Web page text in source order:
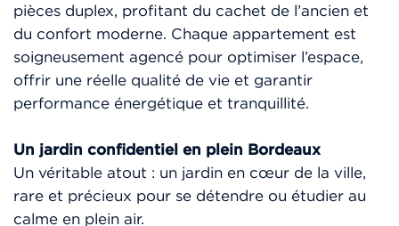
pièces duplex, profitant du cachet de l’ancien et
du confort moderne. Chaque appartement est
soigneusement agencé pour optimiser l’espace,
offrir une réelle qualité de vie et garantir
performance énergétique et tranquillité.
Un jardin confidentiel en plein Bordeaux
Un véritable atout : un jardin en cœur de la ville,
rare et précieux pour se détendre ou étudier au
calme en plein air.